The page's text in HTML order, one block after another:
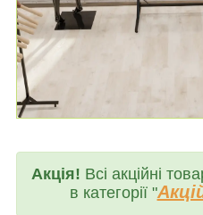
Акція! Всі акційні
в категорії "